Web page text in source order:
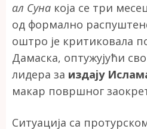
ал Суна која се три
од формално
оштро је критиковала
Дамаска, оптужујући
лидера за издају
макар површног
Ситуација са